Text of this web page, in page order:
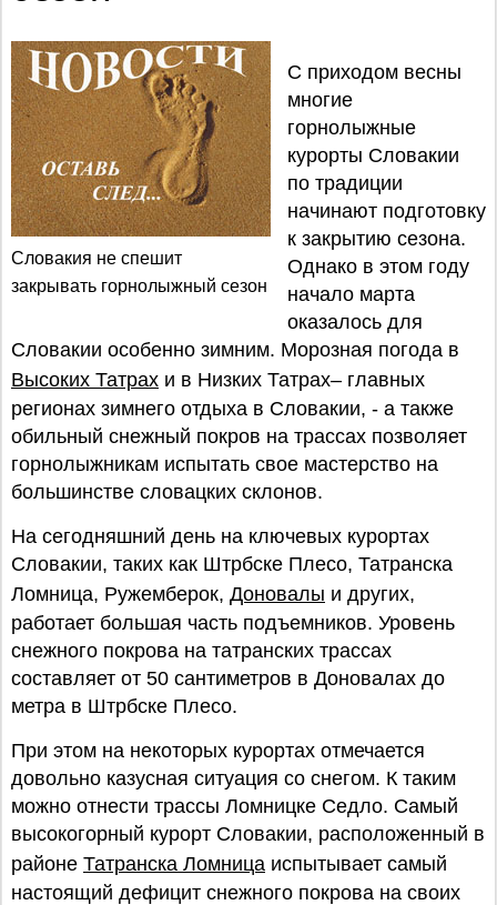
Словакия не спешит
закрывать горнолыжный сезон
С приходом весны
многие
горнолыжные
курорты Словакии
по традиции
начинают подготовку
к закрытию сезона.
Однако в этом году
начало марта
оказалось для
Словакии особенно зимним. Морозная погода в
Высоких Татрах и в Низких Татрах– главных
регионах зимнего отдыха в Словакии, - а также
обильный снежный покров на трассах позволяет
горнолыжникам испытать свое мастерство на
большинстве словацких склонов.
На сегодняшний день на ключевых курортах
Словакии, таких как Штрбске Плесо, Татранска
Ломница, Ружемберок, Доновалы и других,
работает большая часть подъемников. Уровень
снежного покрова на татранских трассах
составляет от 50 сантиметров в Доновалах до
метра в Штрбске Плесо.
При этом на некоторых курортах отмечается
довольно казусная ситуация со снегом. К таким
можно отнести трассы Ломницке Седло. Самый
высокогорный курорт Словакии, расположенный в
районе Татранска Ломница испытывает самый
настоящий дефицит снежного покрова на своих